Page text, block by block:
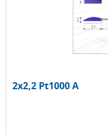
2x2,2 Pt1000 A